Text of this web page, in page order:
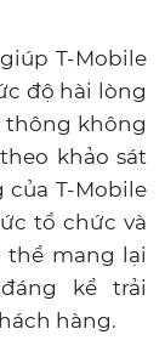
T-Mobile
độ hài lòng
thông không
khảo sát
của T-Mobile
tổ chức và
thể mang lại
kể trải
hàng.